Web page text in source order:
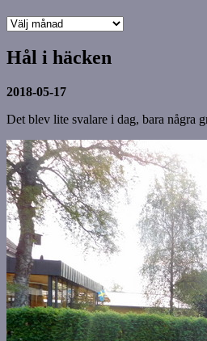
Årets
Hål i häcken
2018-05-17
Det blev lite svalare i dag, bara några